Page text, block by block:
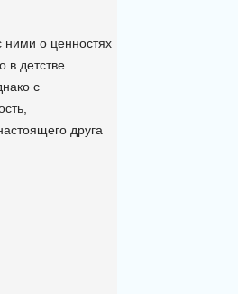
ними о ценностях
детстве.
с
друга